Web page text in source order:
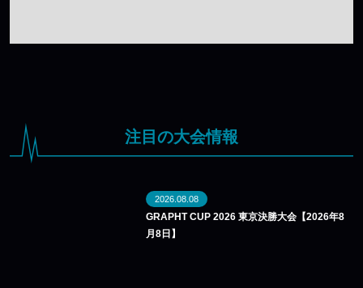
注目の大会情報
2026.08.08
GRAPHT CUP 2026 東京決勝大会【2026年8
月8日】